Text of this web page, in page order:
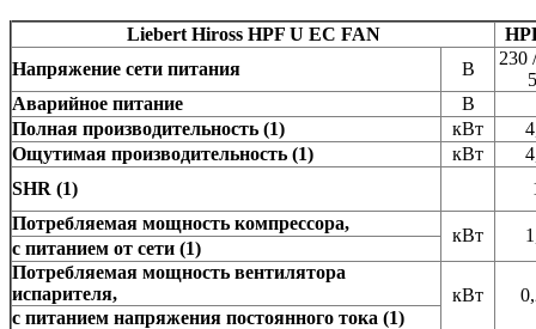
Liebert Hiross HPF U EC FAN
Напряжение сети питания
В
230
Аварийное питание
В
Полная производительность (1)
кВт
Ощутимая производительность (1)
кВт
SHR (1)
Потребляемая мощность компрессора,
кВт
с питанием от сети (1)
Потребляемая мощность вентилятора
испарителя,
кВт
с питанием напряжения постоянного тока (1)